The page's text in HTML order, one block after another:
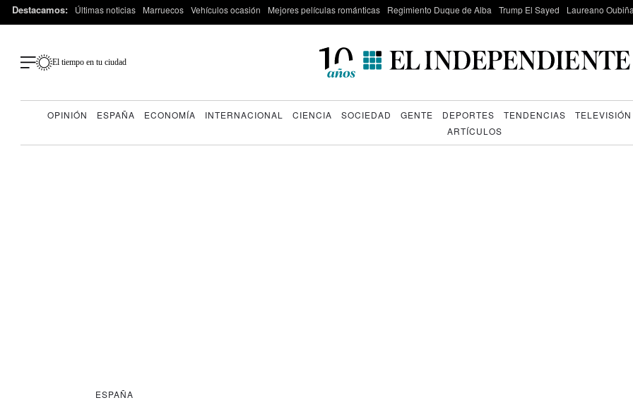
Destacamos: Últimas noticias Marruecos Vehículos ocasión Mejores películas románticas Regimiento Duque de Alba Trump El Sayed Laureano
El tiempo en tu ciudad
OPINIÓN ESPAÑA ECONOMÍA INTERNACIONAL CIENCIA SOCIEDAD GENTE DEPORTES TENDENCIAS TELEVISIÓN
ARTÍCULOS
ESPAÑA